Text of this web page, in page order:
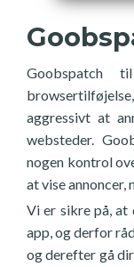
Goobspatch
aggressivt at
websteder.
nogen kontrol
at vise annoncer,
Vi er sikre på,
app, og derfor
og derefter gå